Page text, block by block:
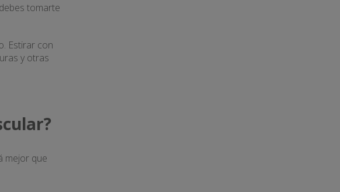
tomarte
Estirar con
y otras
mejor que